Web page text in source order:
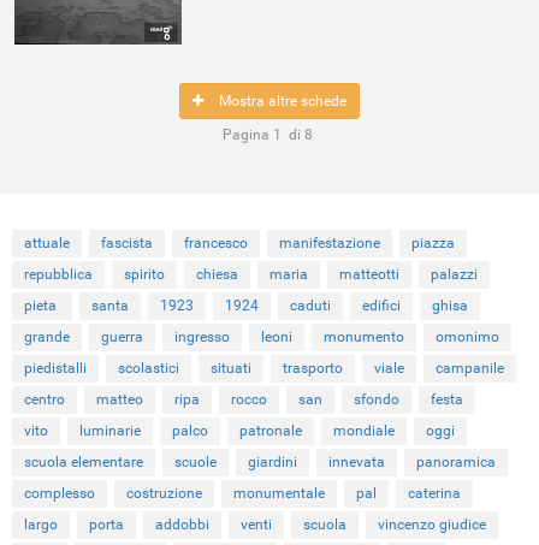
Mostra altre schede
Pagina 1 di 8
attuale fascista francesco manifestazione
piazza
repubblica
spirito chiesa maria matteotti
palazzi
pieta
santa 1923 1924 caduti edifici
ghisa
grande
guerra ingresso leoni monumento
omonimo
piedistalli
scolastici situati trasporto viale
campanile
centro
matteo ripa rocco san sfondo
festa
vito
luminarie palco patronale mondiale
oggi
scuola elementare
scuole giardini innevata
panoramica
complesso
costruzione monumentale pal
caterina
largo
porta addobbi venti scuola vincenzo giudice